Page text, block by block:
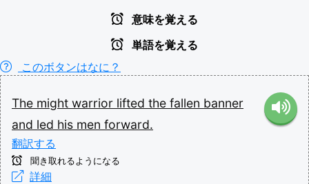
意味を覚える
単語を覚える
このボタンはなに？
The might warrior lifted the fallen banner
and led his men forward.
翻訳する
聞き取れるようになる
詳細